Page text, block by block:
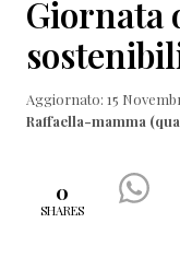
ricette
per
famiglie
Giornata
Aggiornato: 15
Raffaella-mamma
0
SHARES